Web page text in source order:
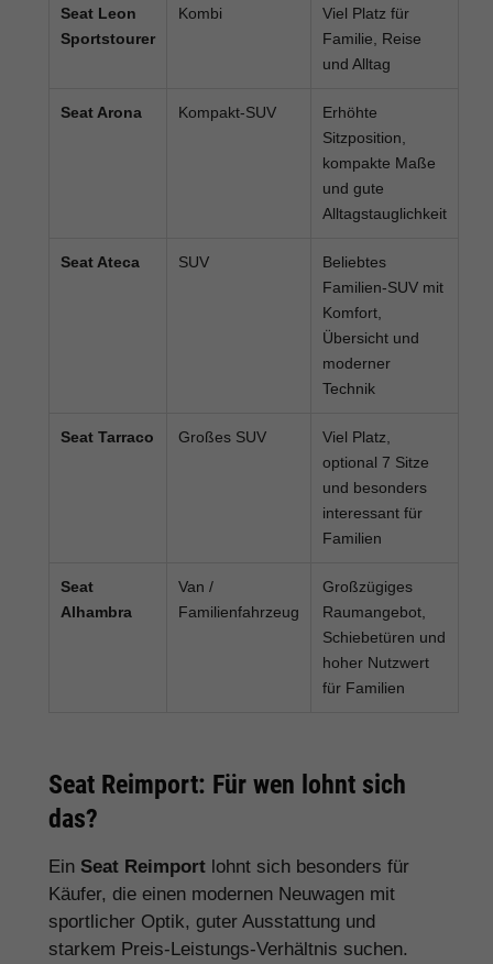
Seat Leon
Sportstourer
Kombi
Viel Platz für
Familie, Reise
und Alltag
Seat Arona Kompakt-SUV
Erhöhte
Sitzposition,
kompakte Maße
und gute
Alltagstauglichkeit
Seat Ateca SUV
Beliebtes
Familien-SUV mit
Komfort,
Übersicht und
moderner
Technik
Seat Tarraco Großes SUV
Viel Platz,
optional 7 Sitze
und besonders
interessant für
Familien
Seat
Alhambra
Van /
Familienfahrzeug
Großzügiges
Raumangebot,
Schiebetüren und
hoher Nutzwert
für Familien
Seat Reimport: Für wen lohnt sich
das?
Ein Seat Reimport lohnt sich besonders für
Käufer, die einen modernen Neuwagen mit
sportlicher Optik, guter Ausstattung und
starkem Preis-Leistungs-Verhältnis suchen.